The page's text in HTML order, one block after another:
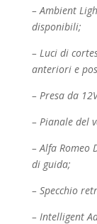
– Ambient
disponibili;
– Luci di
anteriori e
– Presa da
– Pianale del
– Alfa Romeo
di guida;
– Specchio
– Intelligent